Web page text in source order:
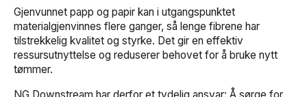
Gjenvunnet papp og papir kan i utgangspunktet
materialgjenvinnes flere ganger, så lenge fibrene har
tilstrekkelig kvalitet og styrke. Det gir en effektiv
ressursutnyttelse og reduserer behovet for å bruke nytt
tømmer.
NG Downstream har derfor et tydelig ansvar: Å sørge for